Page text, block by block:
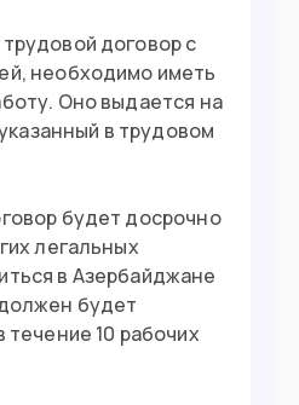
Загранпаспорт
договор с
необходимо иметь
Оно выдается на
в трудовом
будет досрочно
легальных
в Азербайджане
будет
течение 10 рабочих